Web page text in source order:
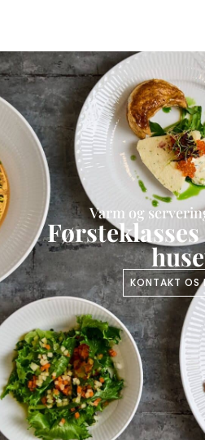
Varm og
KONTAKT OS